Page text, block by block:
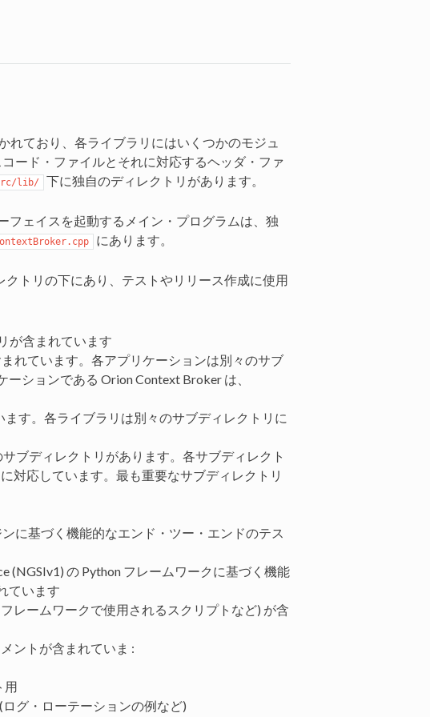
ており、各ライブラリにはいくつかのモジュ
ード・ファイルとそれに対応するヘッダ・ファ
lib/ 下に独自のディレクトリがあります。
フェイスを起動するメイン・プログラムは、独
にあります。
クトリの下にあり、テストやリリース作成に使用
が含まれています
れています。各アプリケーションは別々のサブ
ションである Orion Context Broker は、
す。各ライブラリは別々のサブディレクトリに
ブディレクトリがあります。各サブディレクト
対応しています。最も重要なサブディレクトリ
に基づく機能的なエンド・ツー・エンドのテス
(NGSIv1) の Python フレームワークに基づく機能
ています
レームワークで使用されるスクリプトなど) が含
ントが含まれていま :
用
グ・ローテーションの例など)